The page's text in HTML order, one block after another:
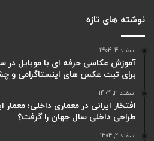
نوشته های تازه
اسفند 4, 1404
برای ثبت عکس های اینستاگرامی و
اسفند 3, 1404
افتخار ایرانی در معماری داخلی؛ معمار
طراحی داخلی سال جهان را گرفت؟
اسفند 2, 1404